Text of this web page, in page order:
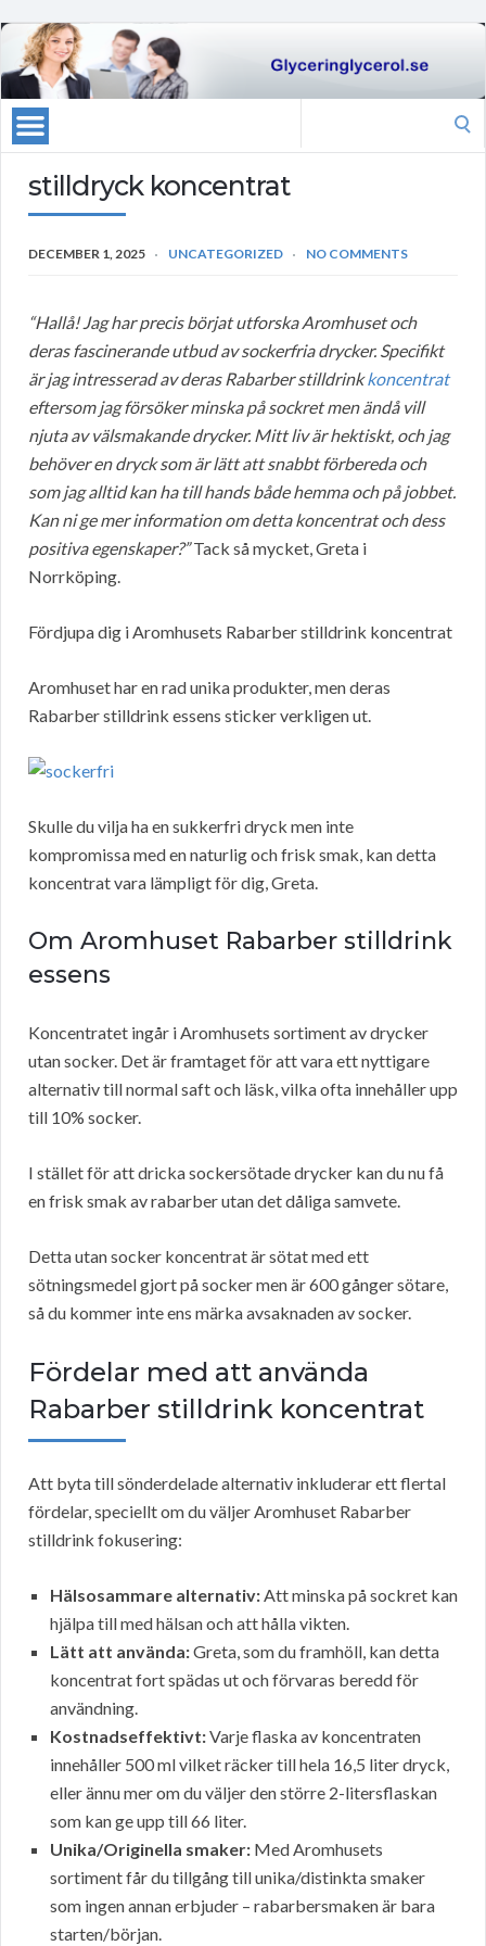
stilldryck koncentrat
DECEMBER 1, 2025 UNCATEGORIZED NO COMMENTS
“Hallå! Jag har precis börjat utforska Aromhuset och
deras fascinerande utbud av sockerfria drycker. Specifikt
är jag intresserad av deras Rabarber stilldrinkkoncentrat
eftersom jag försöker minska på sockret men ändå vill
njuta av välsmakande drycker. Mitt liv är hektiskt, och jag
behöver en dryck som är lätt att snabbt förbereda och
som jag alltid kan ha till hands både hemma och på jobbet.
Kan ni ge mer information om detta koncentrat och dess
positiva egenskaper?”Tack så mycket, Greta i
Norrköping.
Fördjupa dig i Aromhusets Rabarber stilldrink koncentrat
Aromhuset har en rad unika produkter, men deras
Rabarber stilldrink essens sticker verkligen ut.
Skulle du vilja ha en sukkerfri dryck men inte
kompromissa med en naturlig och frisk smak, kan detta
koncentrat vara lämpligt för dig, Greta.
Om Aromhuset Rabarber stilldrink
essens
Koncentratet ingår i Aromhusets sortiment av drycker
utan socker. Det är framtaget för att vara ett nyttigare
alternativ till normal saft och läsk, vilka ofta innehåller upp
till 10% socker.
I stället för att dricka sockersötade drycker kan du nu få
en frisk smak av rabarber utan det dåliga samvete.
Detta utan socker koncentrat är sötat med ett
sötningsmedel gjort på socker men är 600 gånger sötare,
så du kommer inte ens märka avsaknaden av socker.
Fördelar med att använda
Rabarber stilldrink koncentrat
Att byta till sönderdelade alternativ inkluderar ett flertal
fördelar, speciellt om du väljer Aromhuset Rabarber
stilldrink fokusering:
Hälsosammare alternativ:Att minska på sockret kan
hjälpa till med hälsan och att hålla vikten.
Lätt att använda:Greta, som du framhöll, kan detta
koncentrat fort spädas ut och förvaras beredd för
användning.
Kostnadseffektivt:Varje flaska av koncentraten
innehåller 500 ml vilket räcker till hela 16,5 liter dryck,
eller ännu mer om du väljer den större 2-litersflaskan
som kan ge upp till 66 liter.
Unika/Originella smaker: Med Aromhusets
sortiment får du tillgång till unika/distinkta smaker
som ingen annan erbjuder – rabarbersmaken är bara
starten/början.